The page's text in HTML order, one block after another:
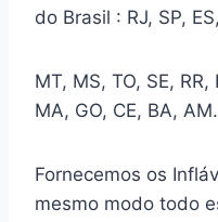
do Brasil : RJ, SP,
MT, MS, TO, SE, RR,
MA, GO, CE, BA,
Fornecemos os
mesmo modo todo